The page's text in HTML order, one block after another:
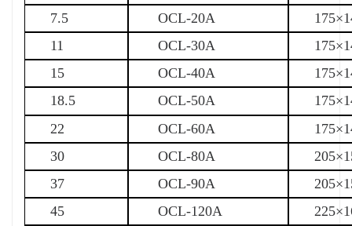
7.5
OCL-20A
11
OCL-30A
15
OCL-40A
18.5
OCL-50A
22
OCL-60A
30
OCL-80A
37
OCL-90A
45
OCL-120A